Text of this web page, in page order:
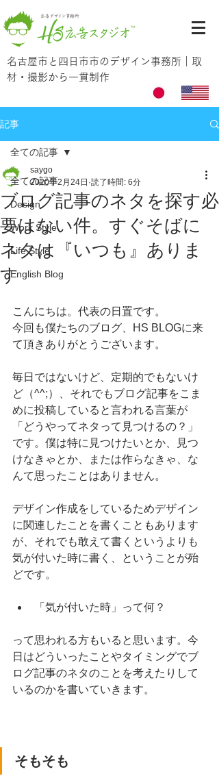
名古屋市と四日市市のデザイン事務所｜取
材・撮影から一貫制作
記事
全ての記事
Design
Work Style
Life Style
English Blog
全ての記事
ブログ記事のネタを探す必
要はない件。すぐそばに
ネタは『いつも』ありま
す
saygo
2020年2月24日 読了時間: 6分
こんにちは。代表の日置です。
今回も僕たちのブログ、HS BLOGに来
て頂きありがとうございます。
毎日ではないけど、定期的でもないけ
ど（^^;）、それでもブログ記事をこま
めに投稿していると言われる言葉が
「どうやってネタって見つけるの？」
です。僕は特に見つけたいとか、見つ
けなきゃとか、または作らなきゃ、な
んて思ったことはありません。
デザイン作成をしているためデザイン
に関連したことを書くこともあります
が、それでも敢えて書くというよりも
気が付いた時に書く、ということが殆
どです。
「気が付いた時」って何？
って思われる方もいると思います。今
日はどういったことやタイミングでブ
ログ記事のネタのことを考えたりして
いるのかを書いていきます。
そもそも